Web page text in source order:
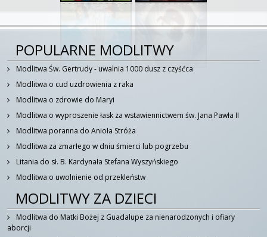
POPULARNE MODLITWY
Modlitwa Św. Gertrudy - uwalnia 1000 dusz z czyśćca
Modlitwa o cud uzdrowienia z raka
Modlitwa o zdrowie do Maryi
Modlitwa o wyproszenie łask za wstawiennictwem św. Jana Pawła II
Modlitwa poranna do Anioła Stróża
Modlitwa za zmarłego w dniu śmierci lub pogrzebu
Litania do sł. B. Kardynała Stefana Wyszyńskiego
Modlitwa o uwolnienie od przekleństw
MODLITWY ZA DZIECI
Modlitwa do Matki Bożej z Guadalupe za nienarodzonych i ofiary
aborcji